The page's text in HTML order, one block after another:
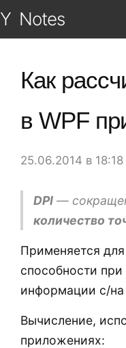
Y Notes
Как
в WPF
25.06.2014 в 18:18
DPI —
количество
Применяется
способности
информации с/на
Вычисление,
приложениях: